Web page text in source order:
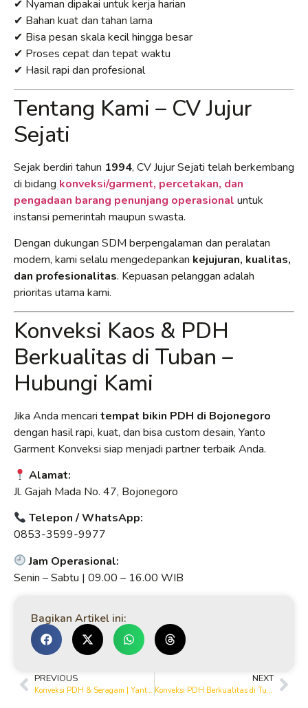
✔ Nyaman dipakai untuk kerja harian
✔ Bahan kuat dan tahan lama
✔ Bisa pesan skala kecil hingga besar
✔ Proses cepat dan tepat waktu
✔ Hasil rapi dan profesional
Tentang Kami – CV Jujur
Sejati
Sejak berdiri tahun 1994, CV Jujur Sejati telah berkembang
di bidang konveksi/garment, percetakan, dan
pengadaan barang penunjang operasional untuk
instansi pemerintah maupun swasta.
Dengan dukungan SDM berpengalaman dan peralatan
modern, kami selalu mengedepankan kejujuran, kualitas,
dan profesionalitas. Kepuasan pelanggan adalah
prioritas utama kami.
Konveksi Kaos & PDH
Berkualitas di Tuban –
Hubungi Kami
Jika Anda mencari tempat bikin PDH di Bojonegoro
dengan hasil rapi, kuat, dan bisa custom desain, Yanto
Garment Konveksi siap menjadi partner terbaik Anda.
Alamat:
Jl. Gajah Mada No. 47, Bojonegoro
Telepon / WhatsApp:
0853-3599-9977
Jam Operasional:
Senin – Sabtu | 09.00 – 16.00 WIB
Bagikan Artikel ini:
PREVIOUS
Konveksi PDH & Seragam | Yanto Garment and Printing House Tuban
NEXT
Konveksi PDH Berkualitas di Tuban – Yanto Garment & Printing House